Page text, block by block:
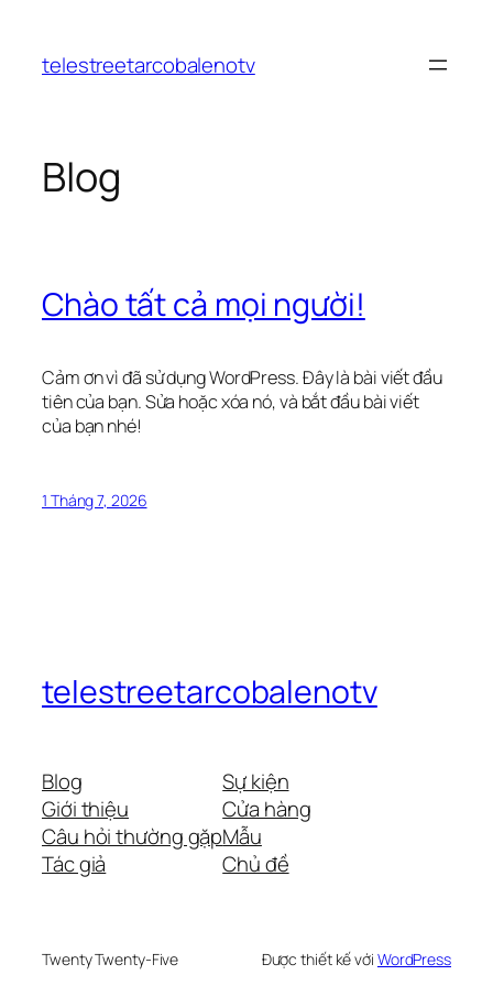
phầntelestreetarcobalenotv
Blog
Chào tất cả mọi người!
Cảm ơn vì đã sử dụng WordPress. Đây là bài viết đầu
tiên của bạn. Sửa hoặc xóa nó, và bắt đầu bài viết
của bạn nhé!
1 Tháng 7, 2026
telestreetarcobalenotv
Blog
Giới thiệu
Câu hỏi thường gặp
Tác giả
Sự kiện
Cửa hàng
Mẫu
Chủ đề
Twenty Twenty-Five Được thiết kế với WordPress